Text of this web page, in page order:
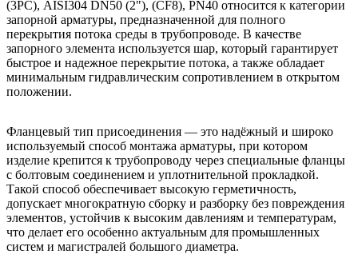
Фланцевый тип присоединения — это надёжный и широко
используемый способ монтажа арматуры, при котором
изделие крепится к трубопроводу через специальные фланцы
с болтовым соединением и уплотнительной прокладкой.
Такой способ обеспечивает высокую герметичность,
допускает многократную сборку и разборку без повреждения
элементов, устойчив к высоким давлениям и температурам,
что делает его особенно актуальным для промышленных
систем и магистралей большого диаметра.
(3PC), AISI304 DN50 (2"), (CF8), PN40 относится к категории
запорной арматуры, предназначенной для полного
перекрытия потока среды в трубопроводе. В качестве
запорного элемента используется шар, который гарантирует
быстрое и надежное перекрытие потока, а также обладает
минимальным гидравлическим сопротивлением в открытом
положении.